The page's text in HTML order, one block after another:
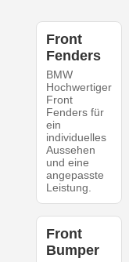
Front
Fenders
BMW
Hochwertiger
Front
Fenders für
ein
individuelles
Aussehen
und eine
angepasste
Leistung.
Front
Bumper